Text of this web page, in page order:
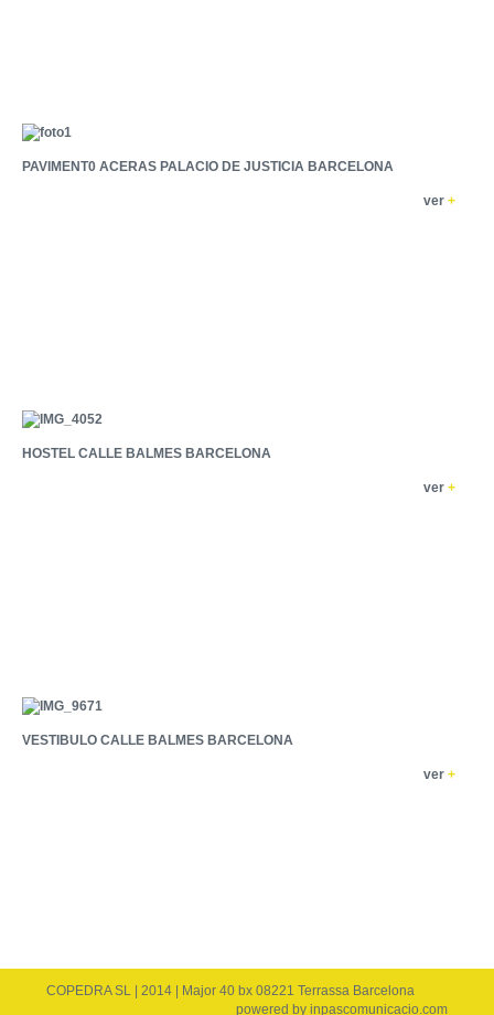
PAVIMENT0 ACERAS PALACIO DE JUSTICIA BARCELONA
ver +
HOSTEL CALLE BALMES BARCELONA
ver +
VESTIBULO CALLE BALMES BARCELONA
ver +
COPEDRA SL | 2014 | Major 40 bx 08221 Terrassa Barcelona
powered by inpascomunicacio.com